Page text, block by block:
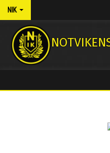
NIK